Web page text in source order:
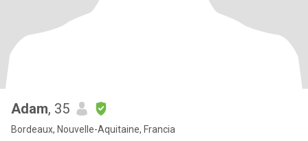
Adam, 35
Bordeaux, Nouvelle-Aquitaine, Francia